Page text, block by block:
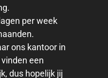
per week
ons kantoor in
een
dus hopelijk jij